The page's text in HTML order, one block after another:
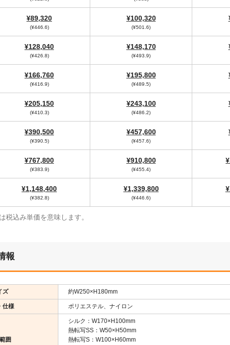
¥89,320
(¥446.6)
¥100,320
(¥501.6)
¥128,040
(¥426.8)
¥148,170
(¥493.9)
¥166,760
(¥416.9)
¥195,800
(¥489.5)
¥205,150
(¥410.3)
¥243,100
(¥486.2)
¥390,500
(¥390.5)
¥457,600
(¥457.6)
¥767,800
(¥383.9)
¥910,800
(¥455.4)
¥1,148,400
(¥382.8)
¥1,339,800
(¥446.6)
税込み単価を意味します。
報
ズ 約W250×H180mm
仕様 ポリエステル、ナイロン
囲
シルク：W170×H100mm
熱転写SS：W50×H50mm
熱転写S：W100×H60mm